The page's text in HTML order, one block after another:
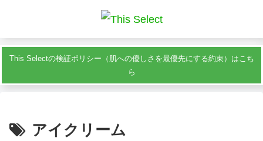
This Selectの検証ポリシー（肌への優しさを最優先にする約束）はこち
ら
アイクリーム